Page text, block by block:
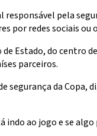
pela
por redes sociais ou
Estado, do centro
parceiros.
segurança da
ao jogo e se